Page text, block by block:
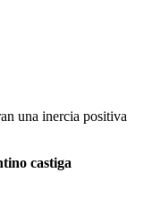
una inercia positiva
castiga